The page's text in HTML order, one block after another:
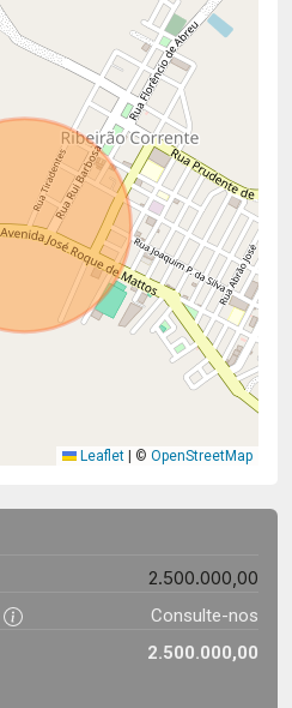
Leaflet | © OpenStreetMap
2.500.000,00
Consulte-nos
2.500.000,00